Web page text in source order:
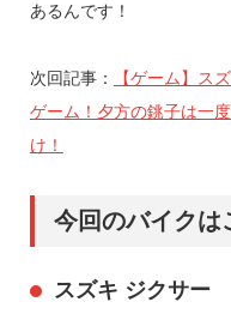
あるんです！
次回記事：
【ゲーム】ス
ゲーム！夕方の銚子は一
け！
今回のバイクは
スズキ ジクサー